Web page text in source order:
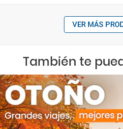
VER MÁS
También te